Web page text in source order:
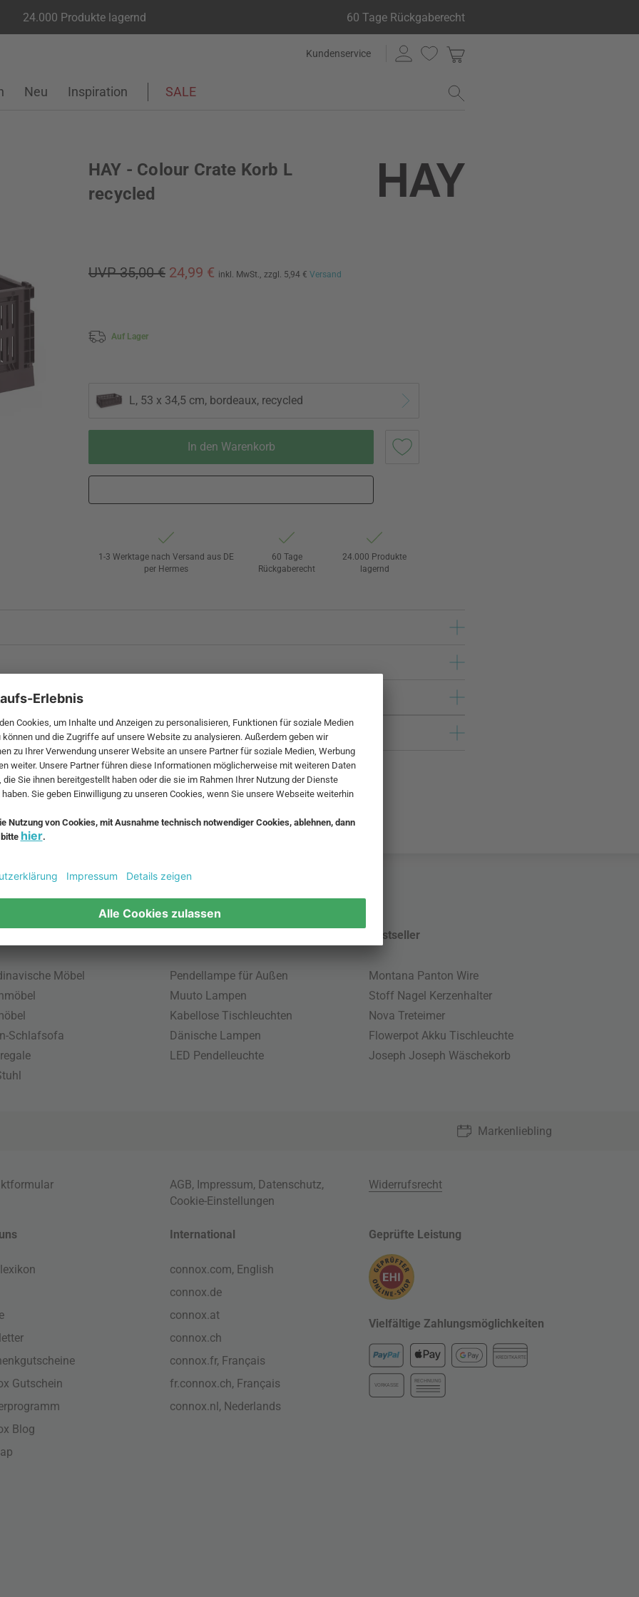
24.000 Produkte lagernd 60 Tage Rückgaberecht
Kundenservice
Neu Inspiration SALE
HAY - Colour Crate Korb L
recycled
UVP 35,00 € 24,99 € inkl. MwSt., zzgl. 5,94 € Versand
Auf Lager
L, 53 x 34,5 cm, bordeaux, recycled
In den Warenkorb
1-3 Werktage nach Versand aus DE
per Hermes
60 Tage
Rückgaberecht
24.000 Produkte
lagernd
und zzgl.Versandkosten.
Möbel
Schlafsofa
Pendellampe für Außen
Muuto Lampen
Kabellose Tischleuchten
Dänische Lampen
LED Pendelleuchte
Bestseller
Montana Panton Wire
Stoff Nagel Kerzenhalter
Nova Treteimer
Flowerpot Akku Tischleuchte
Joseph Joseph Wäschekorb
Markenliebling
AGB, Impressum, Datenschutz,
Cookie-Einstellungen
Widerrufsrecht
Gutschein
Blog
International
connox.com, English
connox.de
connox.at
connox.ch
connox.fr, Français
fr.connox.ch, Français
connox.nl, Nederlands
Geprüfte Leistung
Vielfältige Zahlungsmöglichkeiten
KREDITKARTE
VORKASSE
RECHNUNG